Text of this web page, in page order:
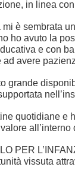
in linea
è sembrata
ho avuto la
e con
ad avere
grande
quotidiane e
all’interno
PER
vissuta